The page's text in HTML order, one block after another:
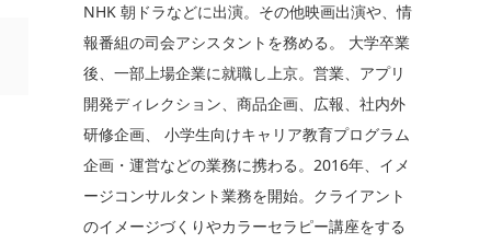
NHK 朝ドラなどに出演。その他映画出演や、情
報番組の司会アシスタントを務める。 大学卒業
後、一部上場企業に就職し上京。営業、アプリ
開発ディレクション、商品企画、広報、社内外
研修企画、 小学生向けキャリア教育プログラム
企画・運営などの業務に携わる。2016年、イメ
ージコンサルタント業務を開始。クライアント
のイメージづくりやカラーセラピー講座をする